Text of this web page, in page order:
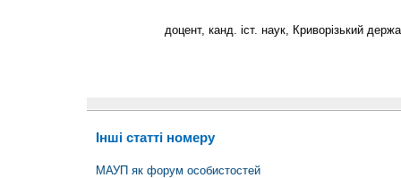
доцент, канд. іст. наук, Криворізький
Інші статті номеру
МАУП як форум особистостей